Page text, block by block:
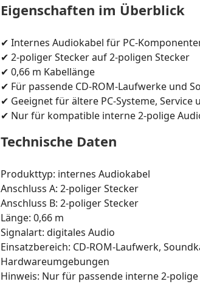
Eigenschaften im Überblick
✔ Internes Audiokabel für PC-
✔ 2-poliger Stecker auf 2-poligen Stecker
✔ 0,66 m Kabellänge
✔ Für passende CD-ROM-Laufwerke und
✔ Geeignet für ältere PC-Systeme, Service
✔ Nur für kompatible interne 2-polige
Technische Daten
Produkttyp: internes Audiokabel
Anschluss A: 2-poliger Stecker
Anschluss B: 2-poliger Stecker
Länge: 0,66 m
Signalart: digitales Audio
Einsatzbereich: CD-ROM-Laufwerk,
Hardwareumgebungen
Hinweis: Nur für passende interne 2-